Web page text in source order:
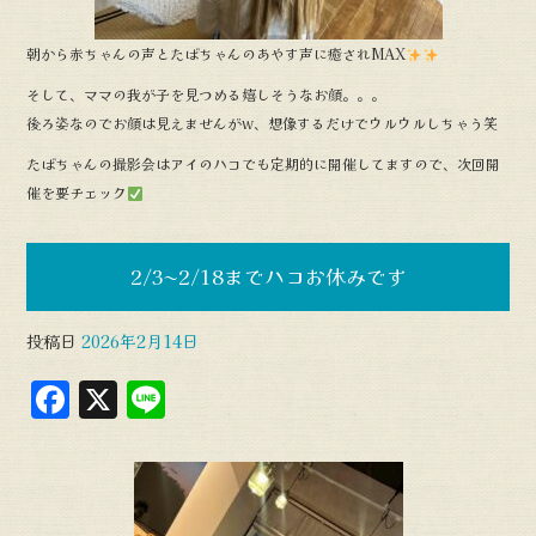
朝から赤ちゃんの声とたばちゃんのあやす声に癒されMAX
そして、ママの我が子を見つめる嬉しそうなお顔。。。
後ろ姿なのでお顔は見えませんがw、想像するだけでウルウルしちゃう笑
たばちゃんの撮影会はアイのハコでも定期的に開催してますので、次回開
催を要チェック
2/3〜2/18までハコお休みです
投稿日 2026年2月14日
F X
e